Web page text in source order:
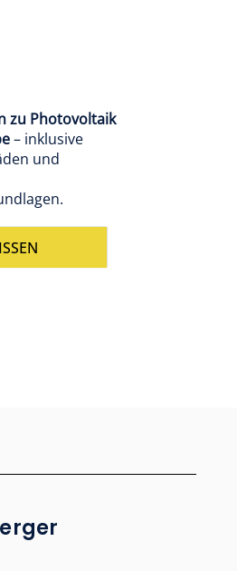
zu Photovoltaik
– inklusive
und